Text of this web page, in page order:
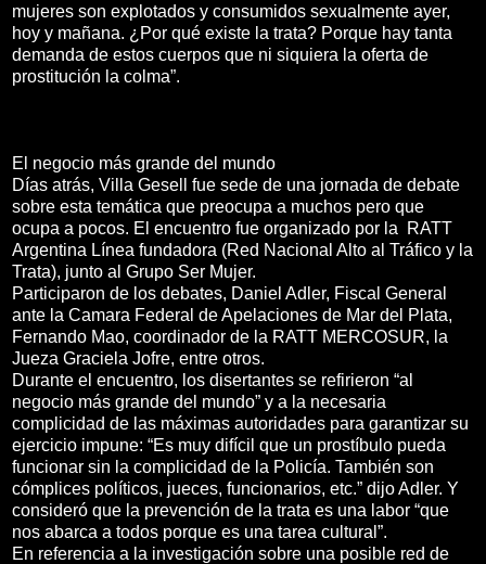
mujeres son explotados y consumidos sexualmente ayer,
hoy y mañana. ¿Por qué existe la trata? Porque hay tanta
demanda de estos cuerpos que ni siquiera la oferta de
prostitución la colma”.
El negocio más grande del mundo
Días atrás, Villa Gesell fue sede de una jornada de debate
sobre esta temática que preocupa a muchos pero que
ocupa a pocos. El encuentro fue organizado por la RATT
Argentina Línea fundadora (Red Nacional Alto al Tráfico y la
Trata), junto al Grupo Ser Mujer.
Participaron de los debates, Daniel Adler, Fiscal General
ante la Camara Federal de Apelaciones de Mar del Plata,
Fernando Mao, coordinador de la RATT MERCOSUR, la
Jueza Graciela Jofre, entre otros.
Durante el encuentro, los disertantes se refirieron “al
negocio más grande del mundo” y a la necesaria
complicidad de las máximas autoridades para garantizar su
ejercicio impune: “Es muy difícil que un prostíbulo pueda
funcionar sin la complicidad de la Policía. También son
cómplices políticos, jueces, funcionarios, etc.” dijo Adler. Y
consideró que la prevención de la trata es una labor “que
nos abarca a todos porque es una tarea cultural”.
En referencia a la investigación sobre una posible red de